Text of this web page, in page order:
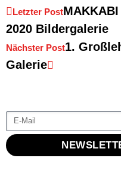
Letzter Post
2020 Bildergalerie
Nächster Post1.
Galerie